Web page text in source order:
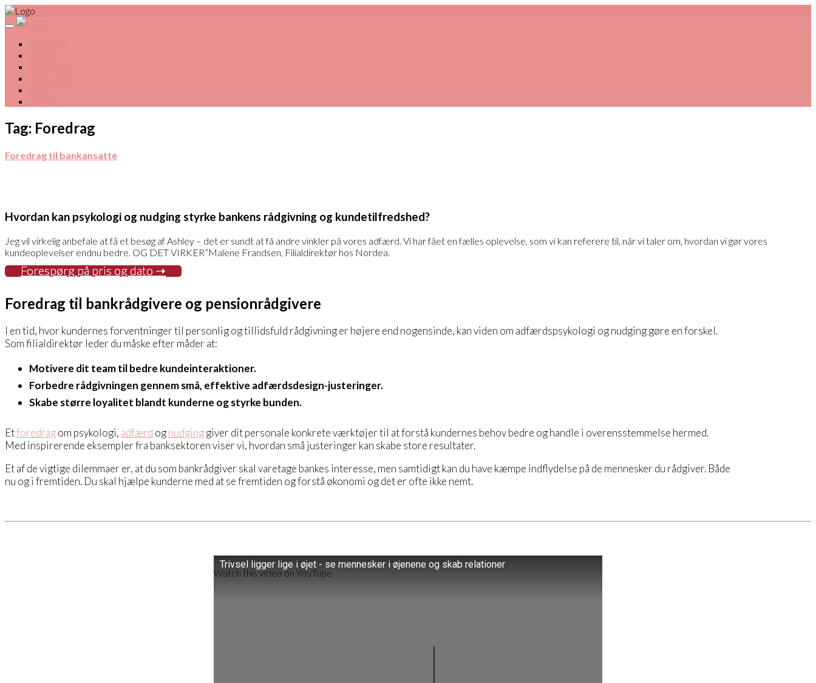
Tag: Foredrag
Foredrag til bankansatte
Hvordan kan psykologi og nudging styrke bankens rådgivning og kundetilfredshed?
Jeg vil virkelig anbefale at få et besøg af Ashley – det er sundt at få andre vinkler på vores adfærd. Vi har fået en fælles oplevelse, som vi kan referere til, når vi taler om, hvordan vi gør vores
kundeoplevelser endnu bedre. OG DET VIRKER”Malene Frandsen, Filialdirektør hos Nordea.
Forespørg på pris og dato ➝
Foredrag til bankrådgivere og pensionrådgivere
I en tid, hvor kundernes forventninger til personlig og tillidsfuld rådgivning er højere end nogensinde, kan viden om adfærdspsykologi og nudging gøre en forskel.
Som filialdirektør leder du måske efter måder at:
Motivere dit team til bedre kundeinteraktioner.
Forbedre rådgivningen gennem små, effektive adfærdsdesign-justeringer.
Skabe større loyalitet blandt kunderne og styrke bunden.
Etforedragom psykologi, adfærd ognudginggiver dit personale konkrete værktøjer til at forstå kundernes behov bedre og handle i overensstemmelse hermed.
Med inspirerende eksempler fra banksektoren viser vi, hvordan små justeringer kan skabe store resultater.
Et af de vigtige dilemmaer er, at du som bankrådgiver skal varetage bankes interesse, men samtidigt kan du have kæmpe indflydelse på de mennesker du rådgiver. Både
nu og i fremtiden. Du skal hjælpe kunderne med at se fremtiden og forstå økonomi og det er ofte ikke nemt.
Trivsel ligger lige i øjet - se mennesker i øjenene og skab relationer
Watch this video on YouTube